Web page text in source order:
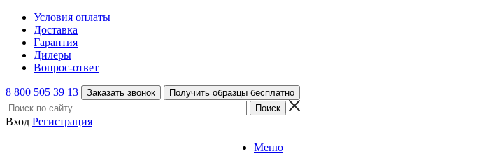
Условия оплаты
Доставка
Гарантия
Дилеры
Вопрос-ответ
8 800 505 39 13 Заказать звонок Получить образцы бесплатно
Вход Регистрация
Меню